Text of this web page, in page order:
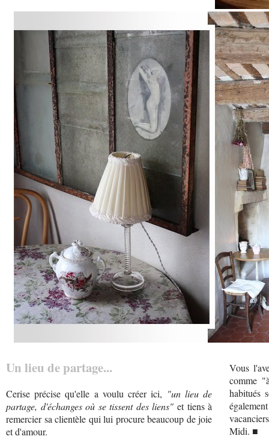
Un lieu de partage...
Cerise précise qu'elle a voulu créer ici, "un lieu de
partage, d'échanges où se tissent des liens" et tiens à
remercier sa clientèle qui lui procure beaucoup de joie
et d'amour.
Vous
comme
habitués
Midi. ■